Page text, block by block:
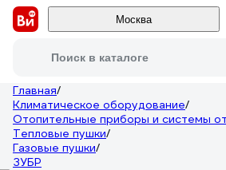
Москва
Поиск в каталоге
Главная/
Климатическое оборудование/
Отопительные приборы и системы
Тепловые пушки/
Газовые пушки/
ЗУБР